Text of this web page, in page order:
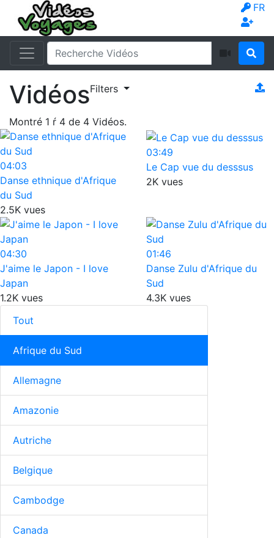
FR
VidéosFilters
Montré 1 ŕ 4 de 4 Vidéos.
04:03
Danse ethnique d'Afrique
du Sud
2.5K vues
03:49
Le Cap vue du desssus
2K vues
04:30
J'aime le Japon - I love
Japan
1.2K vues
01:46
Danse Zulu d'Afrique du
Sud
4.3K vues
Tout
Afrique du Sud
Allemagne
Amazonie
Autriche
Belgique
Cambodge
Canada